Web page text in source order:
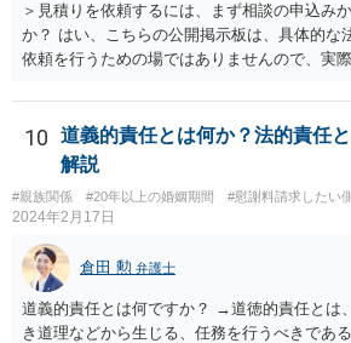
＞見積りを依頼するには、まず相談の申込み
か？ はい、こちらの公開掲示板は、具体的な
依頼を行うための場ではありませんので、実
わせをしていただく必要があります。
10
道義的責任とは何か？法的責任
解説
#親族関係 #20年以上の婚姻期間 #慰謝料請求したい
2024年2月17日
倉田 勲 弁護士
道義的責任とは何ですか？ →道徳的責任とは
き道理などから生じる、任務を行うべきであ